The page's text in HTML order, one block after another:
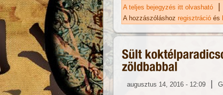
A teljes bejegyzés itt olvasható
|
A hozzászóláshoz regisztráció és
augusztus 14, 2016 - 12:09 |